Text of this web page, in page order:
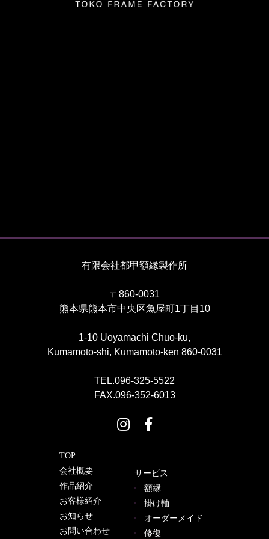
有限会社都甲額縁製作所
〒860-0031
熊本県熊本市中央区魚屋町1丁目10
1-10 Uoyamachi Chuo-ku,
Kumamoto-shi, Kumamoto-ken 860-0031
TEL.096-325-5522
FAX.096-352-6013
TOP
会社概要
作品紹介
お客様紹介
お知らせ
お問い合わせ
サービス
額縁
掛け軸
オーダーメイド
修復